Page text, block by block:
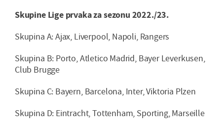
Skupine Lige prvaka za sezonu 2022./23.
Skupina A: Ajax, Liverpool, Napoli, Rangers
Skupina B: Porto, Atletico Madrid, Bayer Leverkusen,
Club Brugge
Skupina C: Bayern, Barcelona, Inter, Viktoria Plzen
Skupina D: Eintracht, Tottenham, Sporting, Marseille